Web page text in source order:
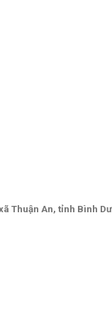
Thuận An, tỉnh Bình